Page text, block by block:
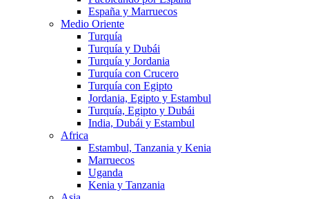
España y Marruecos
Medio Oriente
Turquía
Turquía y Dubái
Turquía y Jordania
Turquía con Crucero
Turquía con Egipto
Jordania, Egipto y Estambul
Turquía, Egipto y Dubái
India, Dubái y Estambul
Africa
Estambul, Tanzania y Kenia
Marruecos
Uganda
Kenia y Tanzania